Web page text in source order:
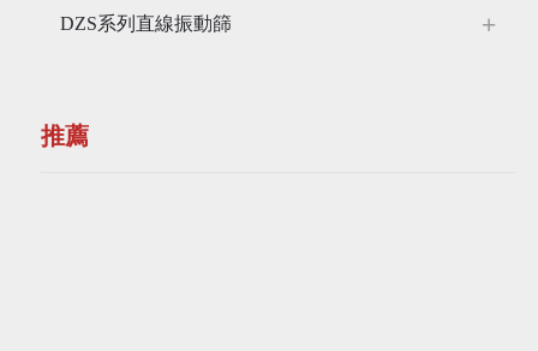
DZS系列直線振動篩
推薦